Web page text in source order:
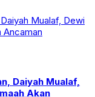
Daiyah Mualaf,
Akan